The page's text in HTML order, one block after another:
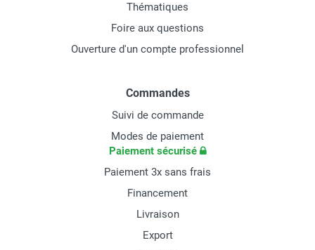
Thématiques
Foire aux questions
Ouverture d'un compte professionnel
Commandes
Suivi de commande
Modes de paiement
Paiement sécurisé
Paiement 3x sans frais
Financement
Livraison
Export